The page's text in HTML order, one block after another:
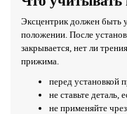
Эксцентрик должен быть
положении. После
закрывается, нет ли
прижима.
перед установкой
не ставьте деталь,
не применяйте